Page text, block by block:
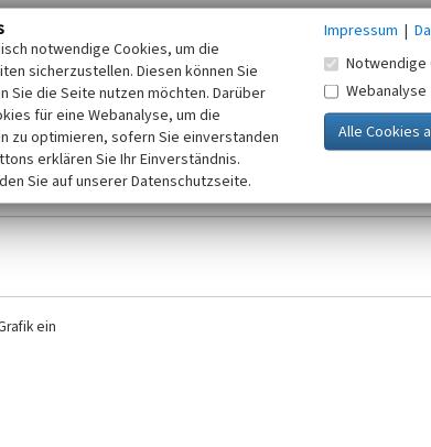
Ihre Angaben werden ausschließlich im Rahmen der KuLaDig-
des Datenschutzgesetzes NRW und der seit
Sie bitte unsere Hinweise zumDatenschutz
ein
notwendige Cookies, um die
sicherzustellen. Diesen können Sie
Sie die Seite nutzen möchten. Darüber
für eine Webanalyse, um die
zu optimieren, sofern Sie einverstanden
erklären Sie Ihr Einverständnis.
Sie auf unserer Datenschutzseite.
Impressum |
Notwendige
Webanalyse